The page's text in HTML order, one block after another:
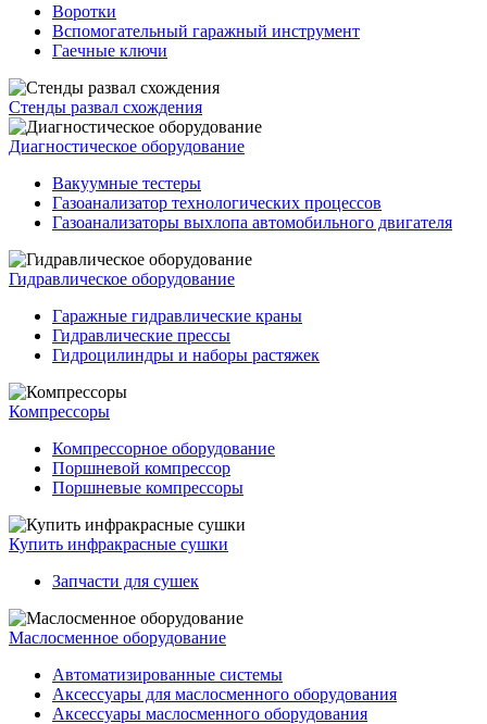
Воротки
Вспомогательный гаражный инструмент
Гаечные ключи
Стенды развал схождения
Диагностическое оборудование
Вакуумные тестеры
Газоанализатор технологических процессов
Газоанализаторы выхлопа автомобильного двигателя
Гидравлическое оборудование
Гаражные гидравлические краны
Гидравлические прессы
Гидроцилиндры и наборы растяжек
Компрессоры
Компрессорное оборудование
Поршневой компрессор
Поршневые компрессоры
Купить инфракрасные сушки
Запчасти для сушек
Маслосменное оборудование
Автоматизированные системы
Аксессуары для маслосменного оборудования
Аксессуары маслосменного оборудования